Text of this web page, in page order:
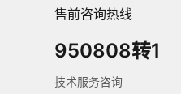
售前咨询热线
950808转1
技术服务咨询